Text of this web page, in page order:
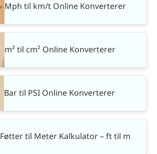
Mph til km/t Online Konverterer
m² til cm² Online Konverterer
Bar til PSI Online Konverterer
Føtter til Meter Kalkulator – ft til m